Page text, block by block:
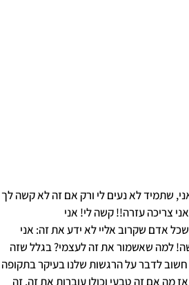
שתמיד לא נעים לי ורק אם זה לא קשה לך
צריכה עזרה!! קשה לי! אני
אדם שקרוב אליי לא ידע את זה: אני
למה שאשמור את זה לעצמי? בגלל שזה
לדבר על הרגשות שלנו בעיקר בתקופה
מה אם זה טבעי וכולן עוברות את זה, זה